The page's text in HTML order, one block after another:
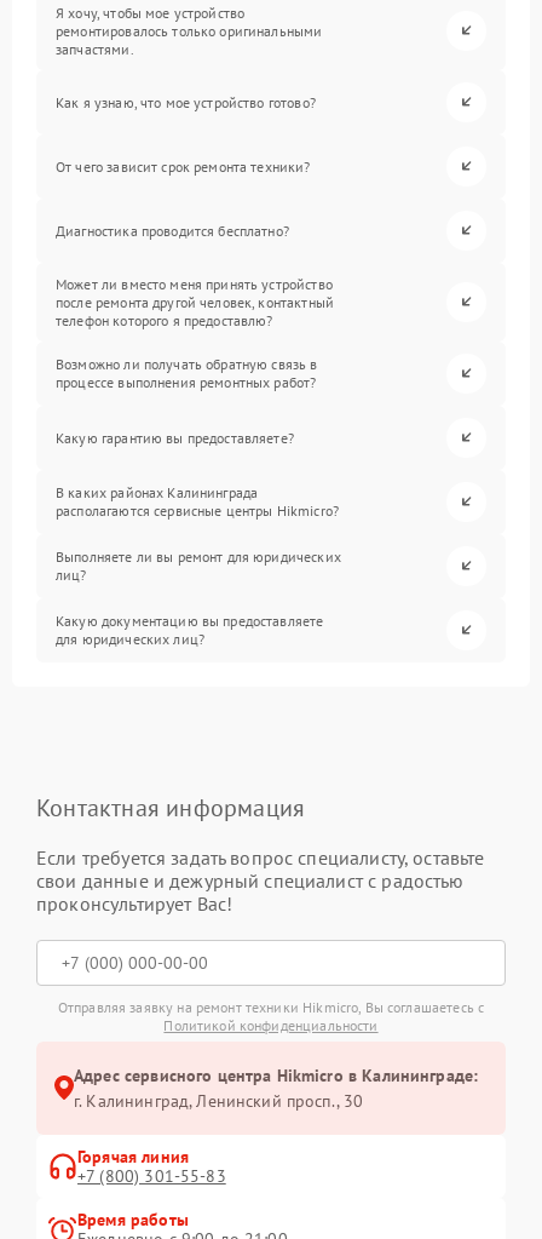
Я хочу, чтобы мое устройство
ремонтировалось только оригинальными
запчастями.
Как я узнаю, что мое устройство готово?
От чего зависит срок ремонта техники?
Диагностика проводится бесплатно?
Может ли вместо меня принять устройство
после ремонта другой человек, контактный
телефон которого я предоставлю?
Возможно ли получать обратную связь в
процессе выполнения ремонтных работ?
Какую гарантию вы предоставляете?
В каких районах Калининграда
располагаются сервисные центры Hikmicro?
Выполняете ли вы ремонт для юридических
лиц?
Какую документацию вы предоставляете
для юридических лиц?
Контактная информация
Если требуется задать вопрос специалисту, оставьте
свои данные и дежурный специалист с радостью
проконсультирует Вас!
Отправляя заявку на ремонт техники Hikmicro, Вы соглашаетесь с
Политикой конфиденциальности
Адрес сервисного центра Hikmicro в Калининграде:
г. Калининград, Ленинский просп., 30
Горячая линия
+7 (800) 301-55-83
Время работы